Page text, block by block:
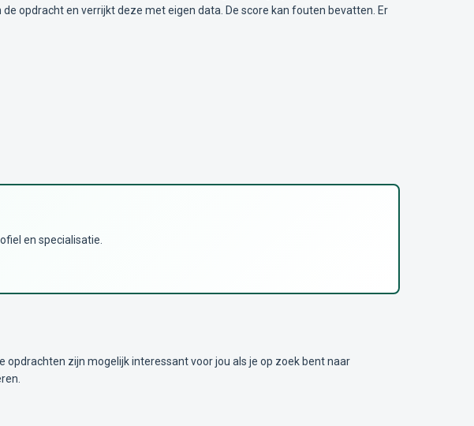
opdracht en verrijkt deze met eigen data. De score kan fouten bevatten. Er
en specialisatie.
zijn mogelijk interessant voor jou als je op zoek bent naar